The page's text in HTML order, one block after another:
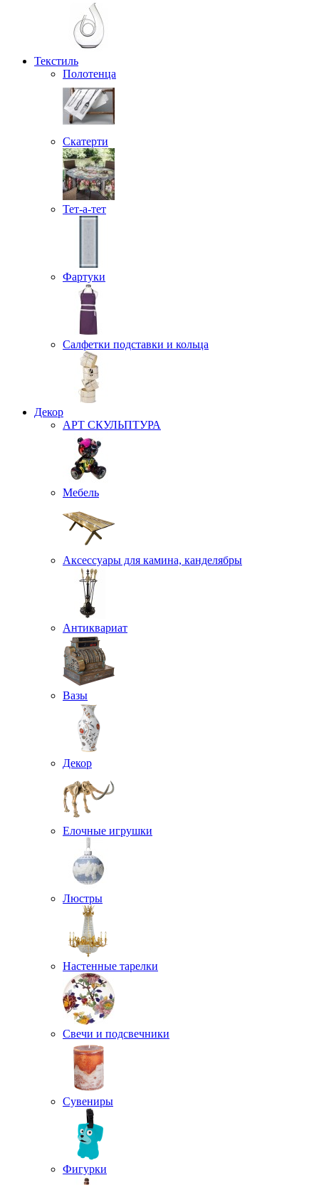
Текстиль
Полотенца
Скатерти
Тет-а-тет
Фартуки
Салфетки подставки и кольца
Декор
АРТ СКУЛЬПТУРА
Мебель
Аксессуары для камина, канделябры
Антиквариат
Вазы
Декор
Елочные игрушки
Люстры
Настенные тарелки
Свечи и подсвечники
Сувениры
Фигурки